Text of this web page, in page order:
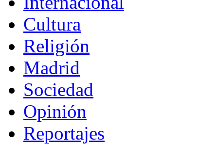
Cultura
Religión
Madrid
Sociedad
Opinión
Reportajes